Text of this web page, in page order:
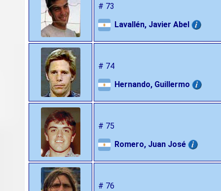
# 73
Lavallén, Javier Abel
# 74
Hernando, Guillermo
# 75
Romero, Juan José
# 76